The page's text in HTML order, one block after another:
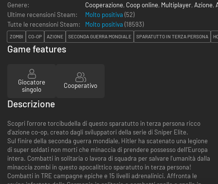
Genere:
Cooperazione, Coop online, Multiplayer, Azione,
Ultime recensioni Steam:
Molto positiva (52)
Tutte le recensioni Steam:
Molto positiva (18593)
ZOMBI CO-OP AZIONE SECONDA GUERRA MONDIALE SPARATUTTO IN TERZA PERSONA
Game features
Giocatore
singolo
Cooperativo
Descrizione
Scopri l'orrore torcibudella di questo sparatutto in terza persona ricco
d'azione co-op, creato dagli sviluppatori della serie di Sniper Elite.
Sul finire della seconda guerra mondiale, Hitler ha scatenato una legione
di super soldati non morti che minaccia di prendere possesso dell'Europa
intera. Combatti in solitaria o lavora di squadra per salvare l'umanità dalla
minaccia zombi in questo apocalittico sparatutto in terza persona!
Combatti in TRE campagne epiche e 15 livelli adrenalinici. Affronta le